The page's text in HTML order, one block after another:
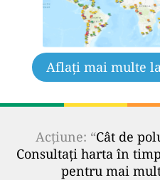
Aflați mai multe
Acțiune: “Cât de
Consultați harta în
pentru mai